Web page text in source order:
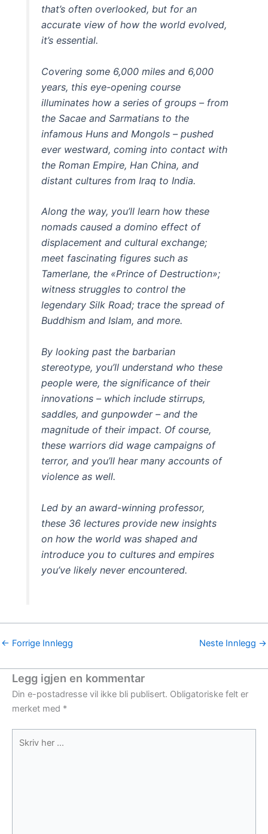
that’s often overlooked, but for an
accurate view of how the world evolved,
it’s essential.
Covering some 6,000 miles and 6,000
years, this eye-opening course
illuminates how a series of groups – from
the Sacae and Sarmatians to the
infamous Huns and Mongols – pushed
ever westward, coming into contact with
the Roman Empire, Han China, and
distant cultures from Iraq to India.
Along the way, you’ll learn how these
nomads caused a domino effect of
displacement and cultural exchange;
meet fascinating figures such as
Tamerlane, the «Prince of Destruction»;
witness struggles to control the
legendary Silk Road; trace the spread of
Buddhism and Islam, and more.
By looking past the barbarian
stereotype, you’ll understand who these
people were, the significance of their
innovations – which include stirrups,
saddles, and gunpowder – and the
magnitude of their impact. Of course,
these warriors did wage campaigns of
terror, and you’ll hear many accounts of
violence as well.
Led by an award-winning professor,
these 36 lectures provide new insights
on how the world was shaped and
introduce you to cultures and empires
you’ve likely never encountered.
← Forrige Innlegg Neste Innlegg →
Legg igjen en kommentar
Din e-postadresse vil ikke bli publisert. Obligatoriske felt er
merket med *